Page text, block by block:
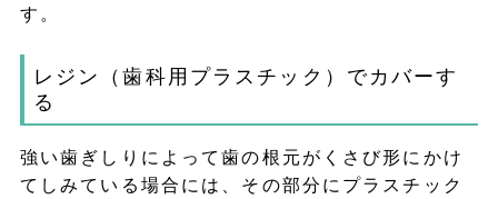
す。
レジン（歯科用プラスチック）でカバーす
る
強い歯ぎしりによって歯の根元がくさび形にかけ
てしみている場合には、その部分にプラスチック